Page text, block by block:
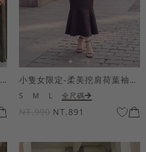
HOOLOOLOO聯名-KUKU熊蝴蝶結短袖上衣 小隻女限定-柔美挖肩荷葉袖魚尾長洋裝
S M L 全尺碼
NT.990 NT.891